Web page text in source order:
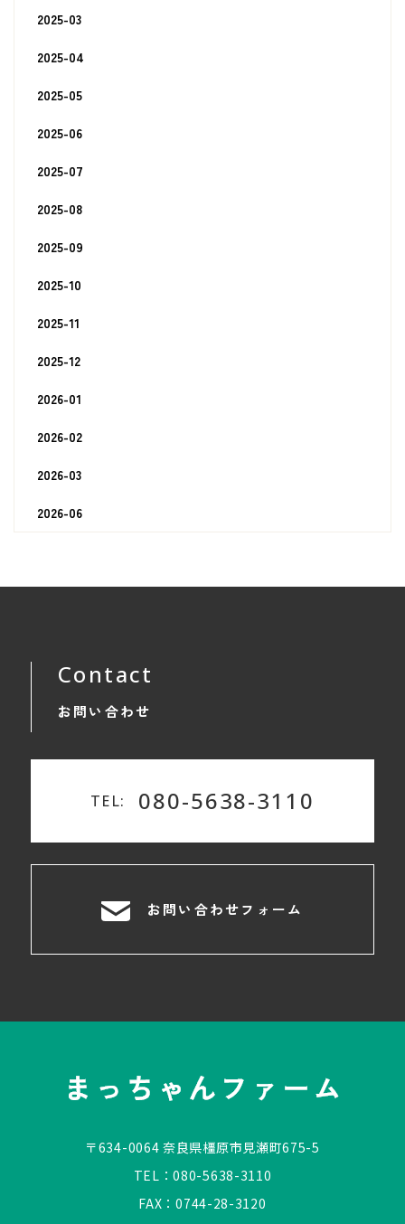
2025-03
2025-04
2025-05
2025-06
2025-07
2025-08
2025-09
2025-10
2025-11
2025-12
2026-01
2026-02
2026-03
2026-06
Contact
お問い合わせ
TEL: 080-5638-3110
お問い合わせフォーム
〒634-0064 奈良県橿原市見瀬町675-5
TEL：080-5638-3110
FAX：0744-28-3120